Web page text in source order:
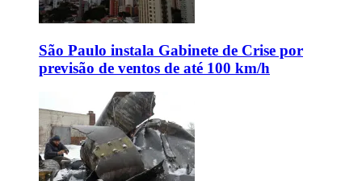
São Paulo instala Gabinete de Crise por
previsão de ventos de até 100 km/h